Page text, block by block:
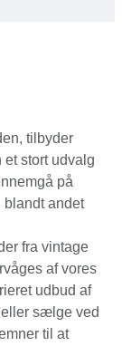
tilbyder
stort udvalg
på
blandt andet
fra vintage
af vores
udbud af
sælge ved
til at